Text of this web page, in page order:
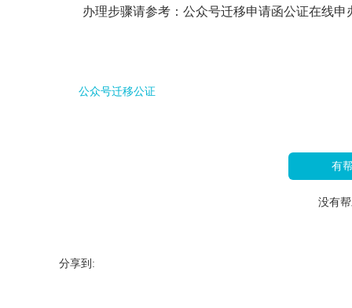
办理步骤请参考： 公众号迁移申请函公证在线申
公众号迁移公证
有
没有
分享到: